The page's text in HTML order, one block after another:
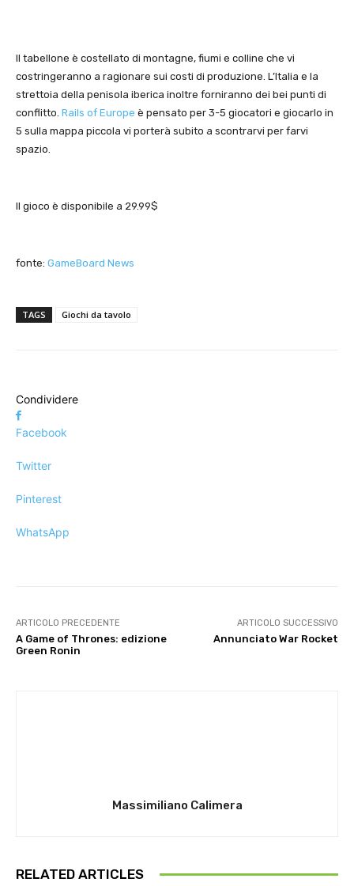
Il tabellone è costellato di montagne, fiumi e colline che vi
costringeranno a ragionare sui costi di produzione. L’Italia e la
strettoia della penisola iberica inoltre forniranno dei bei punti di
conflitto. Rails of Europe è pensato per 3-5 giocatori e giocarlo in
5 sulla mappa piccola vi porterà subito a scontrarvi per farvi
spazio.
Il gioco è disponibile a 29.99$
fonte: GameBoard News
TAGS Giochi da tavolo
Condividere
Facebook
Twitter
Pinterest
WhatsApp
ARTICOLO PRECEDENTE
A Game of Thrones: edizione
Green Ronin
ARTICOLO SUCCESSIVO
Annunciato War Rocket
Massimiliano Calimera
RELATED ARTICLES